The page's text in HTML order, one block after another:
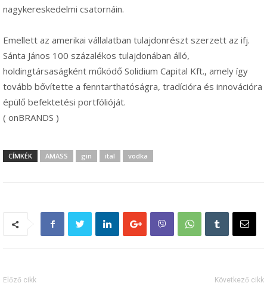
nagykereskedelmi csatornáin.
Emellett az amerikai vállalatban tulajdonrészt szerzett az ifj.
Sánta János 100 százalékos tulajdonában álló,
holdingtársaságként működő Solidium Capital Kft., amely így
tovább bővítette a fenntarthatóságra, tradícióra és innovációra
épülő befektetési portfólióját.
( onBRANDS )
CÍMKÉK AMASS gin ital vodka
Előző cikk Következő cikk